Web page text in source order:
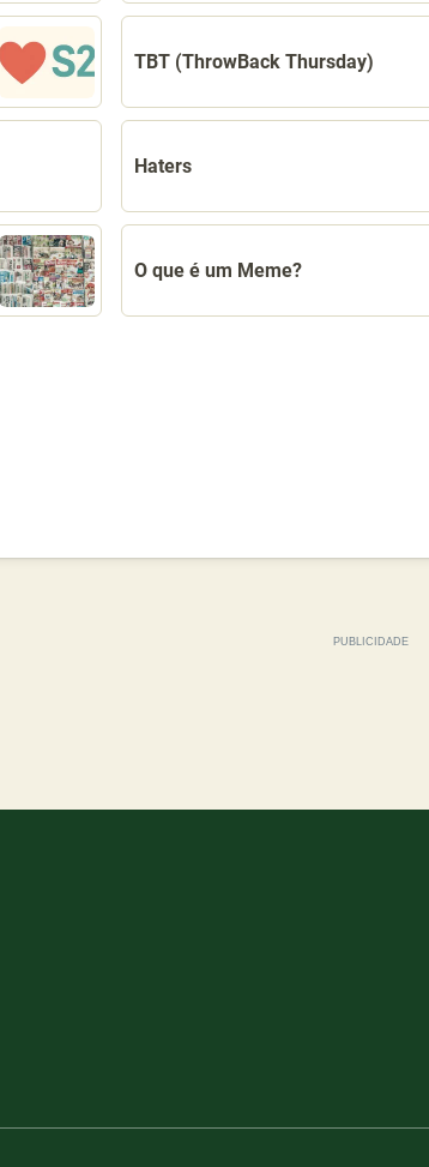
TBT (ThrowBack Thursday)
Haters
O que é um Meme?